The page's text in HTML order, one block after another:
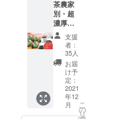
て、丁
寧に説
明しま
す。 ※
オンラ
イン開
催とな
りま
す。1回
あたり8
名様同
時開催
ティー
豊かな
計8個入
り ・そ
れぞれ
直径
60mm×
高さ
75mm
のプラ
容器入
り ・冷
茶農家
別・超
濃厚抹
茶プリ
ン食べ
比べ＆
煎茶飲
み比べ
セット
・茶農
家別の
茶を味
わい尽
支援
者：
35人
お届
け予
定：
2021
年12
月
こ
の
リ